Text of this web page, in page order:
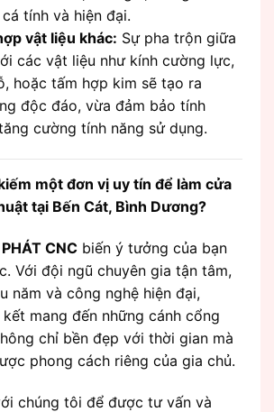
tính và hiện đại.
vật liệu khác: Sự pha trộn giữa
các vật liệu như kính cường lực,
hoặc tấm hợp kim sẽ tạo ra
độc đáo, vừa đảm bảo tính
cường tính năng sử dụng.
một đơn vị uy tín để làm cửa
tại Bến Cát, Bình Dương?
CNC biến ý tưởng của bạn
Với đội ngũ chuyên gia tận tâm,
năm và công nghệ hiện đại,
mang đến những cánh cổng
chỉ bền đẹp với thời gian mà
phong cách riêng của gia chủ.
chúng tôi để được tư vấn và